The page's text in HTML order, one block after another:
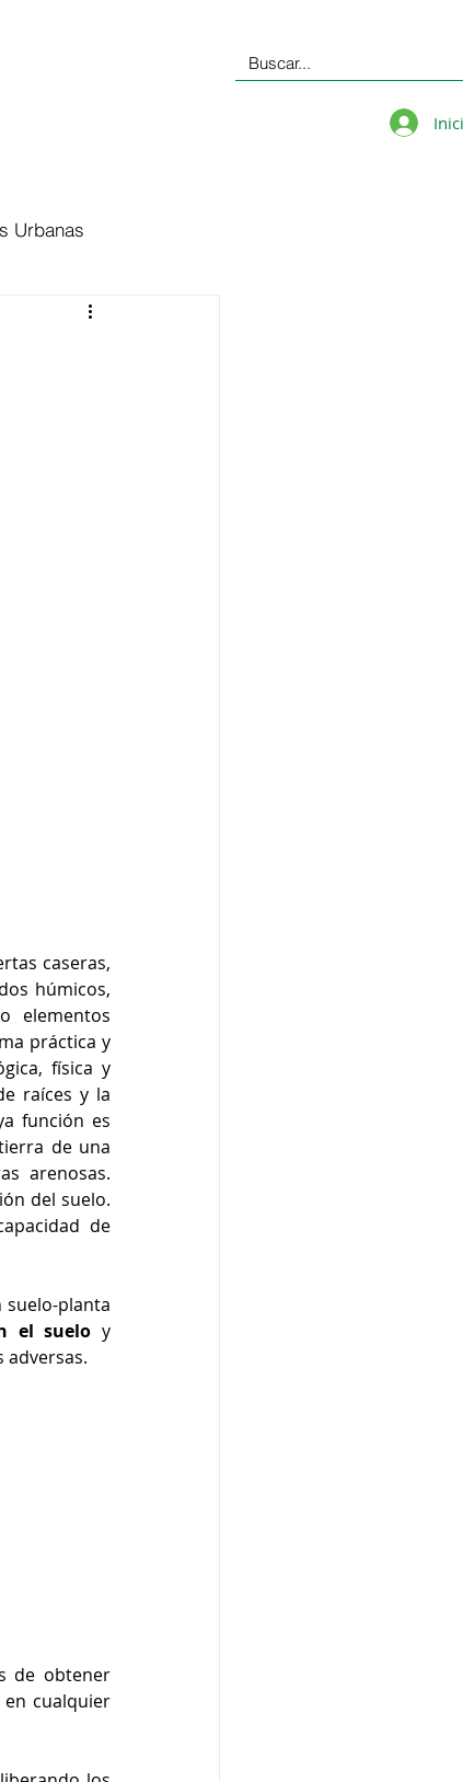
Urbanas
caseras,
húmicos,
elementos
práctica y
física y
raíces y la
función es
de una
arenosas.
del suelo.
de
planta
el suelo y
adversas.
de obtener
cualquier